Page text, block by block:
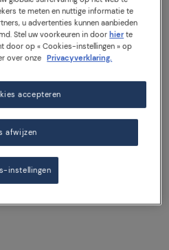
touch: tonen van limoen
authentieke Italiaanse
geen suikers en geen
in balans gebracht met een
geniet voluit van de Italiaanse
te meten en nuttige informatie te
u advertenties kunnen aanbieden
Stel uw voorkeuren in doorhier te
door op « Cookies-instellingen » op
over onze Privacyverklaring.
afwijzen
accepteren
instellingen